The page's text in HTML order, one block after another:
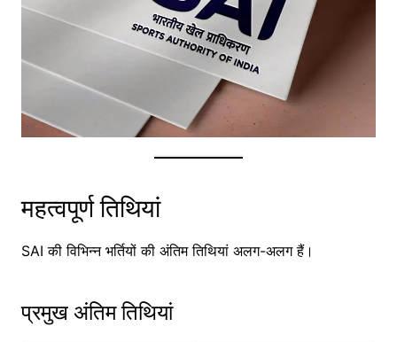
महत्वपूर्ण तिथियां
SAI की विभिन्न भर्तियों की अंतिम तिथियां अलग-अलग हैं।
प्रमुख अंतिम तिथियां